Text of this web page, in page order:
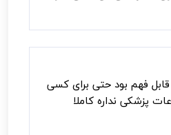
فهم بود حتی برای کسی
پزشکی نداره کاملا